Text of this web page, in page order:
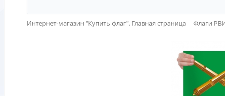
Интернет-магазин "Купить флаг". Главная страница Флаги